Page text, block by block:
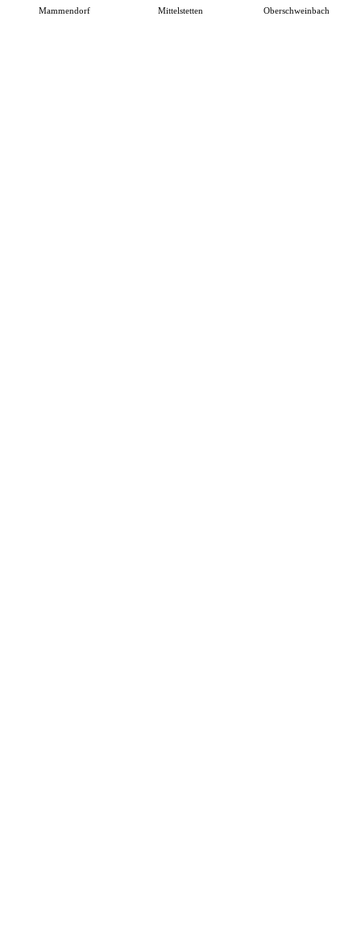
Mammendorf Mittelstetten Oberschweinbach